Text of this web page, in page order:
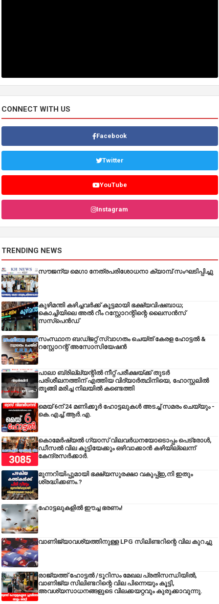
CONNECT WITH US
Facebook
Twitter
YouTube
Instagram
TRENDING NEWS
സൗജന്യ മെഗാ നേത്രപരിശോധനാ ക്യാമ്പ് സംഘടിപ്പിച്ചു
കുഴിമന്തി കഴിച്ചവർക്ക് കൂട്ടമായി ഭക്ഷ്യവിഷബാധ;
കൊച്ചിയിലെ അൽ റീം റസ്റ്റോറന്റിന്റെ ലൈസൻസ്
സസ്പെൻഡ്
സംസ്ഥാന ബഡ്‌ജറ്റ് സ്വാഗതം ചെയ്ത് കേരള ഹോട്ടൽ &
റസ്റ്റോറന്റ് അസോസിയേഷൻ
പാലാ ബ്രില്ല്യന്റിൽ നീറ്റ് പരീക്ഷയ്ക്ക് തുടർ
പരിശീലനത്തിന് എത്തിയ വിദ്യാർത്ഥിനിയെ, ഹോസ്റ്റലിൽ
തൂങ്ങി മരിച്ച നിലയിൽ കണ്ടെത്തി
മെയ് 6ന് 24 മണിക്കൂർ ഹോട്ടലുകൾ അടച്ച് സമരം ചെയ്യും -
കെ.എച്ച്.ആർ.എ.
കൊമേർഷ്യൽ ഗ്യാസ് വിലവർധനയോടൊപ്പം പെട്രോൾ,
ഡീസല്‍ വില കൂട്ടിയേക്കും ഒഴിവാക്കാന്‍ കഴിയില്ലെന്ന്
കേന്ദ്രസര്‍ക്കാര്‍.
മുന്നറിയിപ്പുമായി ഭക്ഷ്യസുരക്ഷാ വകുപ്പ്ഇ,നി ഇതും
ശ്രദ്ധിക്കണം.?
ഹോട്ടലുകളിൽ ഈച്ച ഭരണം!
വാണിജ്യാവശ്യത്തിനുള്ള LPG സിലിണ്ടറിന്റെ വില കുറച്ചു
രാജ്യത്ത് ഹോട്ടൽ /ടൂറിസം മേഖല പ്രതിസന്ധിയിൽ,
വാണിജ്യ സിലിണ്ടറിന്റെ വില പിന്നെയും കൂട്ടി,
അവശ്യസാധനങ്ങളുടെ വിലക്കയറ്റവും കുരുക്കാവുന്നു.